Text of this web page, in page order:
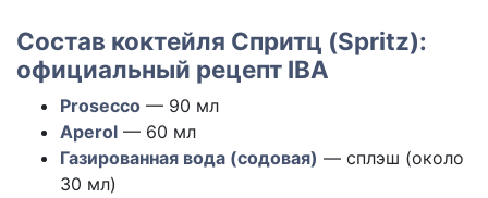
Состав коктейля Спритц (Spritz):
официальный рецепт IBA
Prosecco — 90 мл
Aperol — 60 мл
Газированная вода (содовая) — сплэш (около
30 мл)